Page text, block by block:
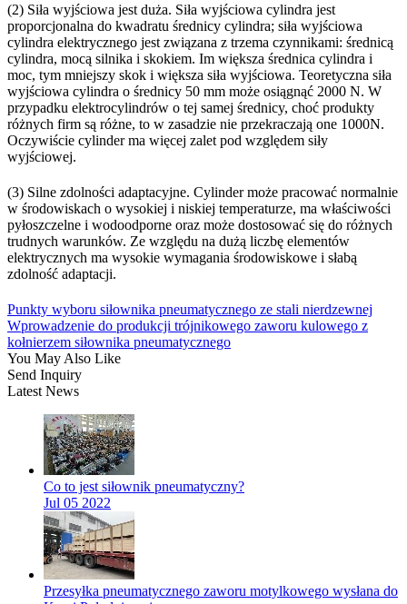
(2) Siła wyjściowa jest duża. Siła wyjściowa cylindra jest
proporcjonalna do kwadratu średnicy cylindra; siła wyjściowa
cylindra elektrycznego jest związana z trzema czynnikami: średnicą
cylindra, mocą silnika i skokiem. Im większa średnica cylindra i
moc, tym mniejszy skok i większa siła wyjściowa. Teoretyczna siła
wyjściowa cylindra o średnicy 50 mm może osiągnąć 2000 N. W
przypadku elektrocylindrów o tej samej średnicy, choć produkty
różnych firm są różne, to w zasadzie nie przekraczają one 1000N.
Oczywiście cylinder ma więcej zalet pod względem siły
wyjściowej.
(3) Silne zdolności adaptacyjne. Cylinder może pracować normalnie
w środowiskach o wysokiej i niskiej temperaturze, ma właściwości
pyłoszczelne i wodoodporne oraz może dostosować się do różnych
trudnych warunków. Ze względu na dużą liczbę elementów
elektrycznych ma wysokie wymagania środowiskowe i słabą
zdolność adaptacji.
Punkty wyboru siłownika pneumatycznego ze stali nierdzewnej
Wprowadzenie do produkcji trójnikowego zaworu kulowego z
kołnierzem siłownika pneumatycznego
You May Also Like
Send Inquiry
Latest News
Co to jest siłownik pneumatyczny?
Jul 05 2022
Przesyłka pneumatycznego zaworu motylkowego wysłana do